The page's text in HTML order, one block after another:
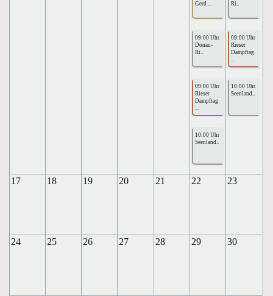
Gerd ...
Ri..
09:00 Uhr
Donau-
Ri..
09:00 Uhr
Rieser
Dampftag
...
09:00 Uhr
Rieser
Dampftag
...
10:00 Uhr
Seenland..
10:00 Uhr
Seenland..
17 18 19 20 21 22 23
24 25 26 27 28 29 30